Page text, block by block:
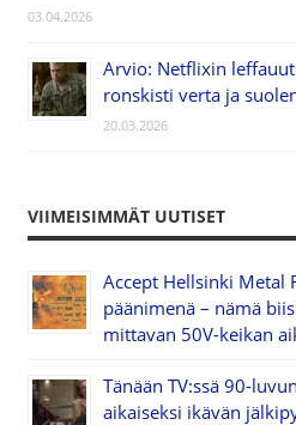
03.04.2026
Arvio: Netflixin
ronskisti verta ja
20.03.2026
VIIMEISIMMÄT UUTISET
Accept Hellsinki Metal
päänimenä – nämä
mittavan 50V-keikan
Tänään TV:ssä 90-
aikaiseksi ikävän